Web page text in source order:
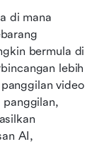
di mana
lebih
AI,